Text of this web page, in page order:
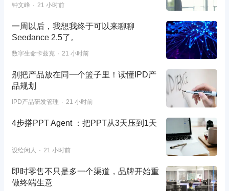
钟文峰 21 小时前
一周以后，我想我终于可以来聊聊
Seedance 2.5了。
数字生命卡兹克 21 小时前
别把产品放在同一个篮子里！读懂IPD产
品规划
IPD产品研发管理 21 小时前
4步搭PPT Agent ：把PPT从3天压到1天
设绘闲人 21 小时前
即时零售不只是多一个渠道，品牌开始重
做终端生意